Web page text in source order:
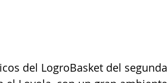
del LogroBasket del segunda